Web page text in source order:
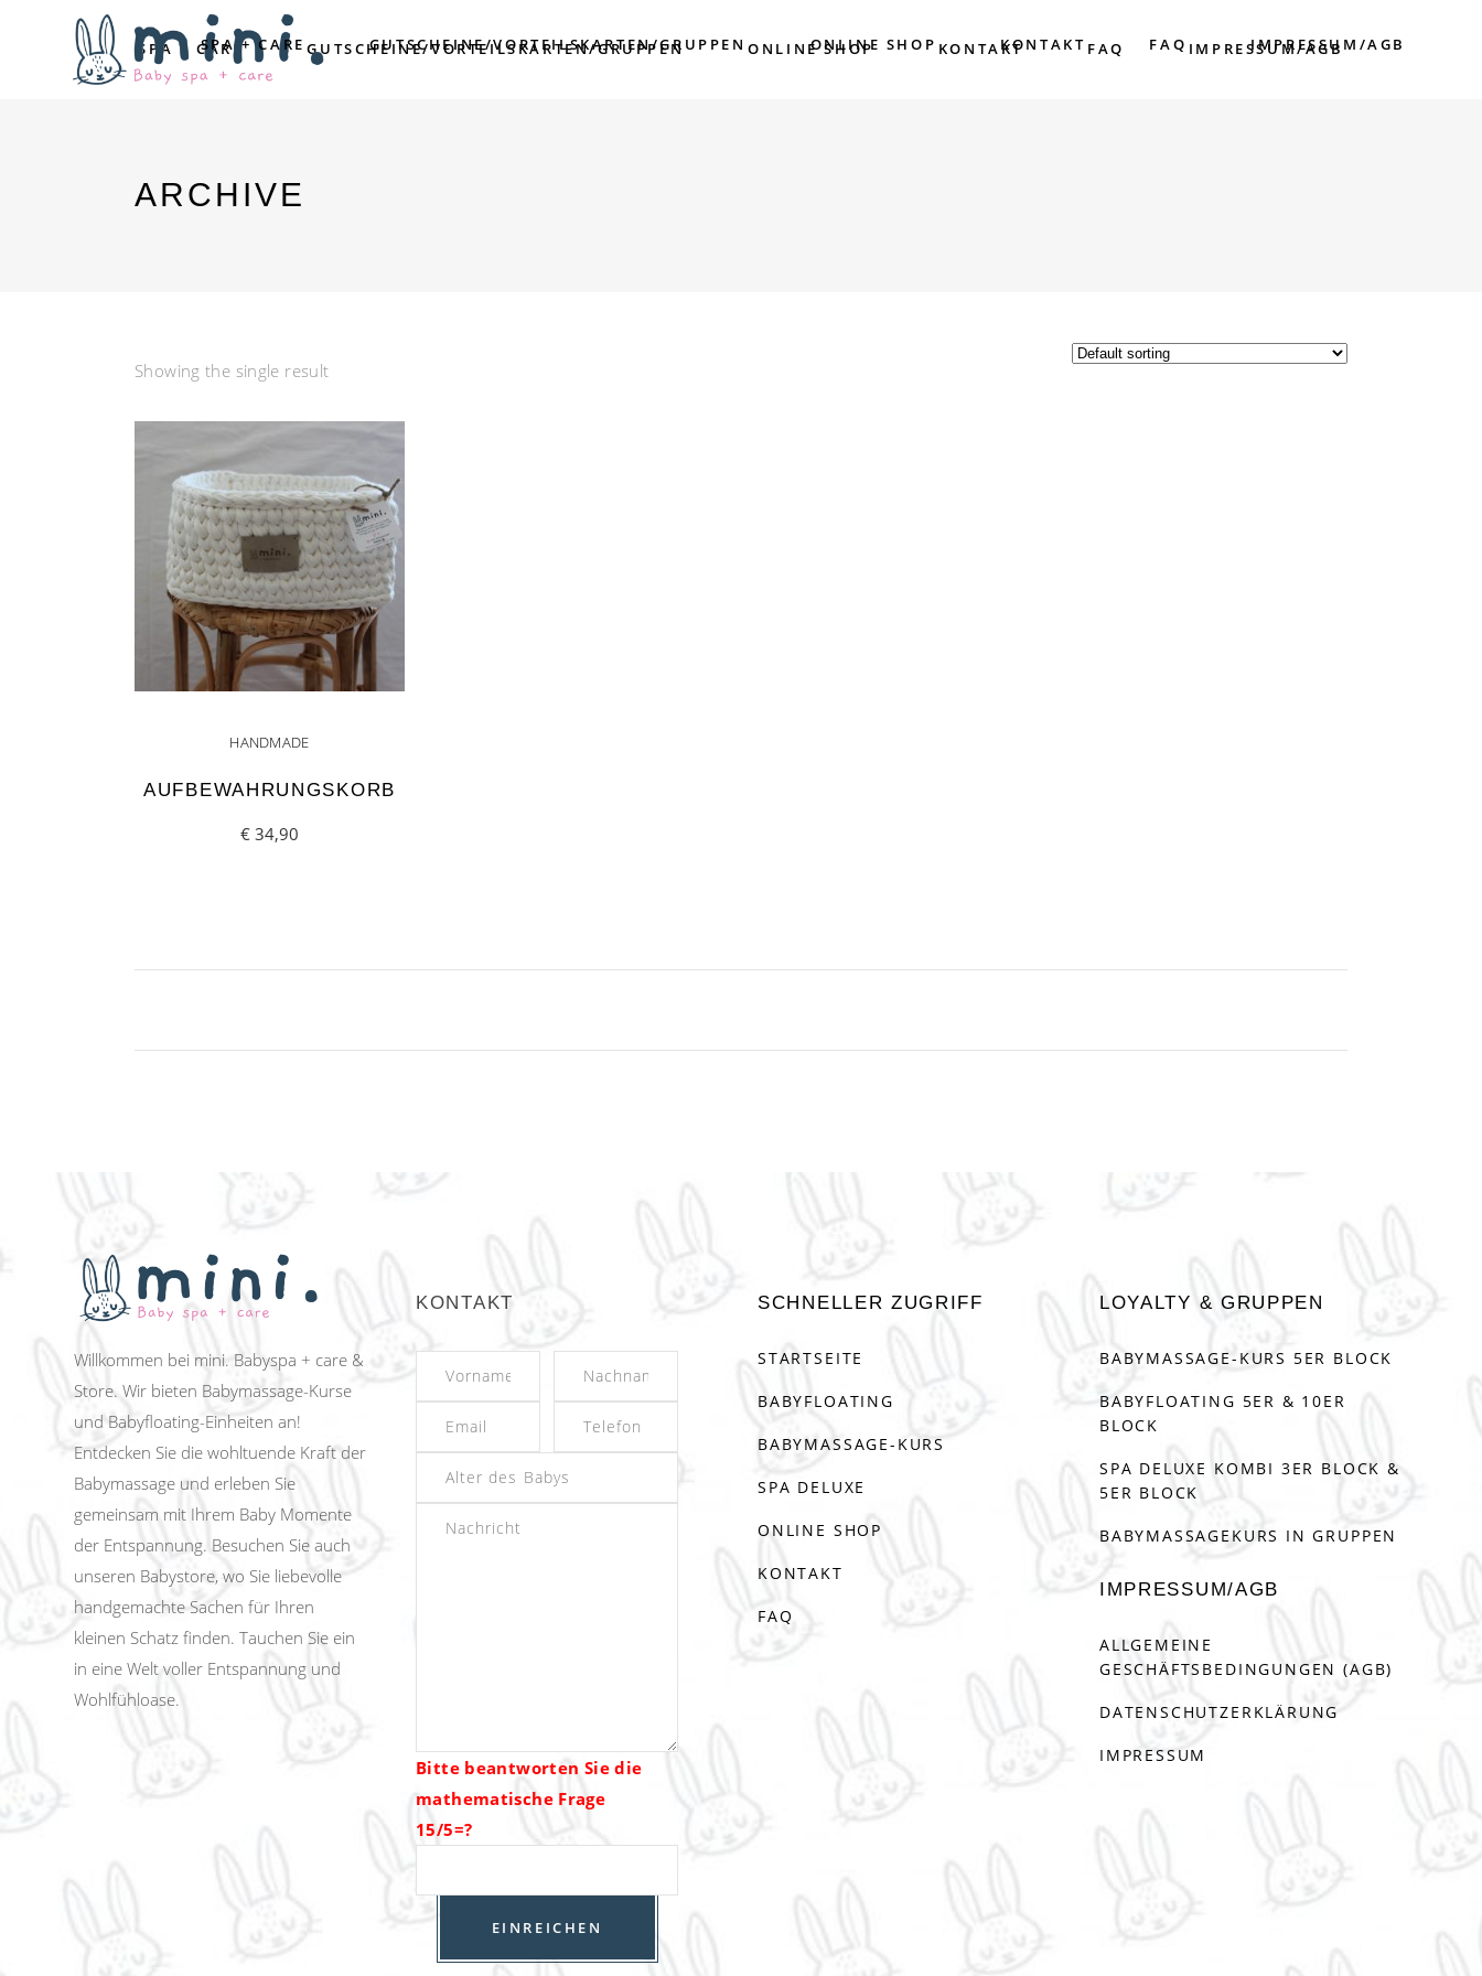
SPA + CARE GUTSCHEINE/VORTEILSKARTEN/GRUPPEN ONLINE SHOP KONTAKT FAQ IMPRESSUM/AGB
SPA + CARE GUTSCHEINE/VORTEILSKARTEN/GRUPPEN ONLINE SHOP KONTAKT FAQ IMPRESSUM/AGB
ARCHIVE
Showing the single result
HANDMADE
AUFBEWAHRUNGSKORB
€ 34,90
Willkommen bei mini. Babyspa + care &
Store. Wir bieten Babymassage-Kurse
und Babyfloating-Einheiten an!
Entdecken Sie die wohltuende Kraft der
Babymassage und erleben Sie
gemeinsam mit Ihrem Baby Momente
der Entspannung. Besuchen Sie auch
unseren Babystore, wo Sie liebevolle
handgemachte Sachen für Ihren
kleinen Schatz finden. Tauchen Sie ein
in eine Welt voller Entspannung und
Wohlfühloase.
KONTAKT
Bitte beantworten Sie die
mathematische Frage
15/5=?
SCHNELLER ZUGRIFF
STARTSEITE
BABYFLOATING
BABYMASSAGE-KURS
SPA DELUXE
ONLINE SHOP
KONTAKT
FAQ
LOYALTY & GRUPPEN
BABYMASSAGE-KURS 5ER BLOCK
BABYFLOATING 5ER & 10ER
BLOCK
SPA DELUXE KOMBI 3ER BLOCK &
5ER BLOCK
BABYMASSAGEKURS IN GRUPPEN
IMPRESSUM/AGB
ALLGEMEINE
GESCHÄFTSBEDINGUNGEN (AGB)
DATENSCHUTZERKLÄRUNG
IMPRESSUM